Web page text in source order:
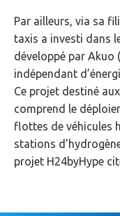
Par ailleurs, via sa
taxis a investi dans
développé par
indépendant
Ce projet destiné
comprend le
flottes de véhicules
stations
projet H24byHype